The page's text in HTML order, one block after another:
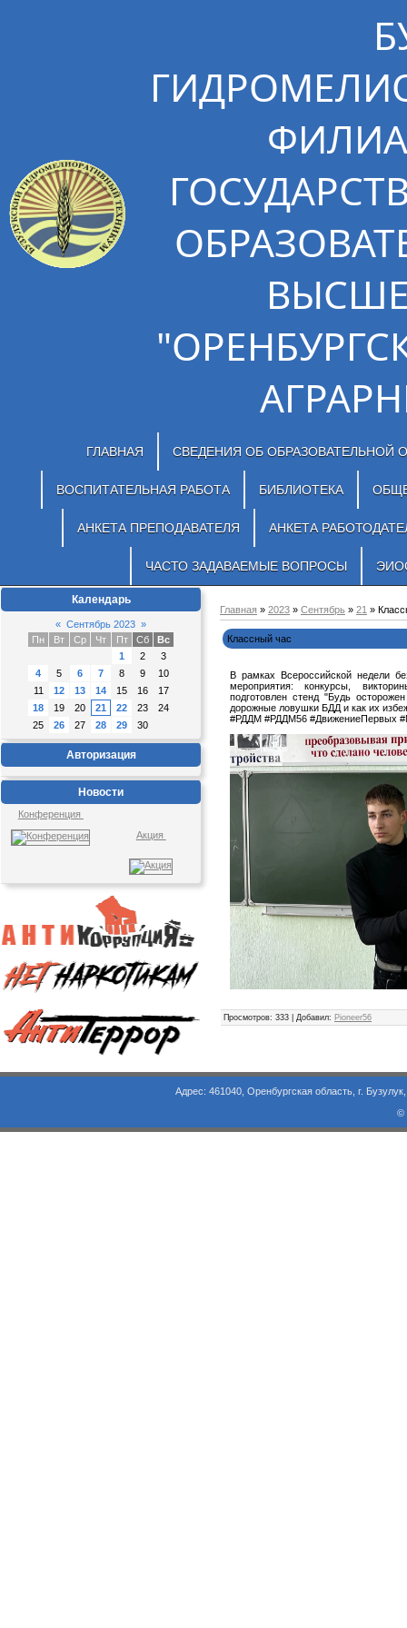
ГЛАВНАЯ СВЕДЕНИЯ ОБ ОБРАЗОВАТЕЛЬНОЙ
ВОСПИТАТЕЛЬНАЯ РАБОТА БИБЛИОТЕКА
АНКЕТА ПРЕПОДАВАТЕЛЯ АНКЕТА
ЧАСТО ЗАДАВАЕМЫЕ ВОПРОСЫ
Календарь
« Сентябрь 2023 »
Пн
Вт Ср Чт Пт Сб
Вс
1
2
3
4
5 6 7 8 9
10
11
12 13 14 15 16
17
18
19 20 21 22 23
24
25
26 27 28 29 30
Авторизация
Новости
Конференция
Акция
Главная » 2023 » Сентябрь » 21 »
Классный час
В рамках Всероссийской недели
мероприятия: конкурсы,
подготовлен стенд "Будь
дорожные ловушки БДД и как их
#РДДМ #РДДМ56 #ДвижениеПервых
Просмотров: 333 | Добавил: Pioneer56
Адрес: 461040, Оренбургская область, г. Бузулук, ул.
©